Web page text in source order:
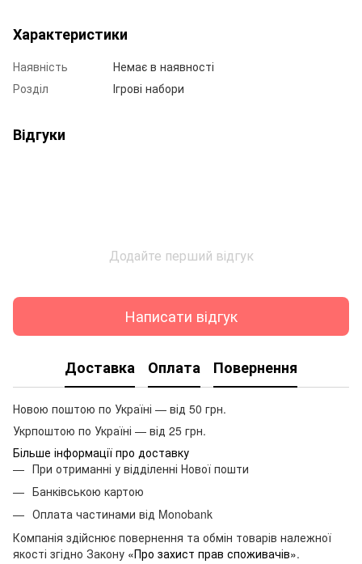
Характеристики
Наявність
Немає в наявності
Розділ
Ігрові набори
Відгуки
Додайте перший відгук
Написати відгук
Доставка Оплата Повернення
Новою поштою по Україні — від 50 грн.
Укрпоштою по Україні — від 25 грн.
Більше інформації про доставку
При отриманні у відділенні Нової пошти
Банківською картою
Оплата частинами від Monobank
Компанія здійснює повернення та обмін товарів належної
якості згідно Закону «Про захист прав споживачів».